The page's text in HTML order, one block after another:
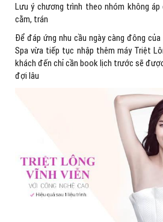
Lưu ý chương trình theo nhóm không
cằm, trán
Để đáp ứng nhu cầu ngày càng đông của
Spa vừa tiếp tục nhập thêm máy Triệt
khách đến chỉ cần book lịch trước sẽ
đợi lâu